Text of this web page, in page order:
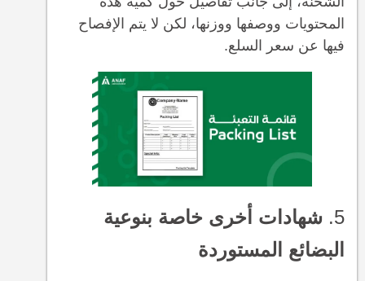
المحتويات ووصفها ووزنها، لكن لا يتم الإفصاح
فيها عن سعر السلع.
5. شهادات أخرى خاصة بنوعية
البضائع المستوردة